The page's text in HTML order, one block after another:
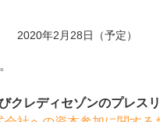
2020年2月28日（予定）
クレディセゾンのプレス